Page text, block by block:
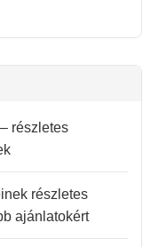
részletes
részletes
ajánlatokért